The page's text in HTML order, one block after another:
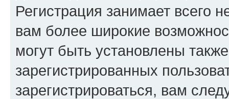
Регистрация занимает всего
вам более широкие
могут быть установлены
зарегистрированных
зарегистрироваться, вам